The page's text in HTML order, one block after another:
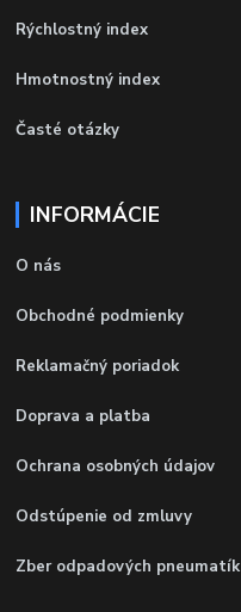
Rýchlostný index
Hmotnostný index
Časté otázky
INFORMÁCIE
O nás
Obchodné podmienky
Reklamačný poriadok
Doprava a platba
Ochrana osobných údajov
Odstúpenie od zmluvy
Zber odpadových pneumatík